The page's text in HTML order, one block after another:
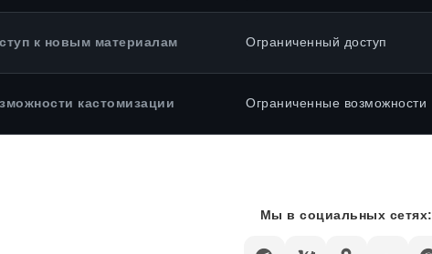
к новым материалам Ограниченный доступ
кастомизации Ограниченные возможности
Мы в социальных сетях: